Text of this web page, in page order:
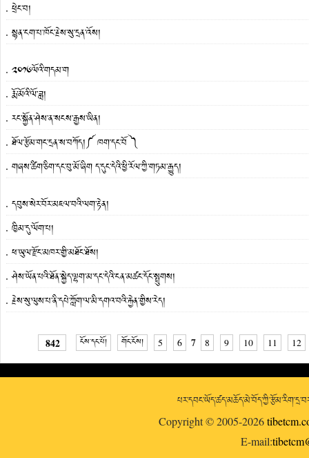
ཕྲེང་བ།
སྙན་ངག་པ་ཁོང་རྗེས་སུ་དྲན་འོས།
༢༠༡༦ལོའི་གདམ་ག
རྨོ་མོའི་ལོ་ཟླ།
རང་སྐྱོན་ཤེས་ན་སངས་རྒྱས་ཡིན།
ཐོལ་རྩོམ་གང་དྲན་ས་བཀོད།༼ ཁག་དང་བོ ༽
གཞས་ཚིག་ཅིག་དང་བུ་མོ་ཞིག ད་དུང་དེའི་ཕྱི་རོལ་ཀྱི་གཏམ་རྒྱུད།
དབུས་སེར་བོར་མཇལ་བའི་ལག་རྟེན།
ཁྱིམ་དུ་ལོག་པ།
ཕ་ཡུལ་རྫོང་མཁར་གྱི་མཐོང་ཐོས།
ཤེས་ཡོན་པའི་ཐོན་སྐྱེད་ལྷག་མ་དང་དེའི་ངན་མཚང་དོང་སྤྲུགས།
རྗེས་སུ་ལུས་པ་ནི་དཔེ་ཀློག་ལ་མི་དགའ་བའི་རྐྱེན་གྱིས་རེད།
842 ངོས་དང་པོ། གོང་ངོས། 5 6 7 8 9 10 11 12
Copyright © 2005-2026
E-mail: